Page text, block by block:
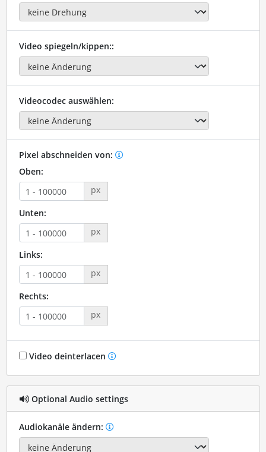
Video spiegeln/kippen::
Videocodec auswählen:
Pixel abschneiden von:
Oben:
px
Unten:
px
Links:
px
Rechts:
px
Video deinterlacen
Optional Audio settings
Audiokanäle ändern: